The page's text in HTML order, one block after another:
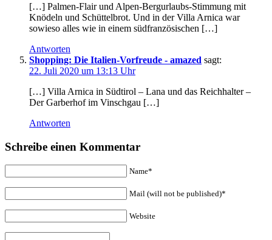
[…] Palmen-Flair und Alpen-Bergurlaubs-Stimmung mit
Knödeln und Schüttelbrot. Und in der Villa Arnica war
sowieso alles wie in einem südfranzösischen […]
Antworten
Shopping: Die Italien-Vorfreude - amazed sagt:
22. Juli 2020 um 13:13 Uhr
[…] Villa Arnica in Südtirol – Lana und das Reichhalter –
Der Garberhof im Vinschgau […]
Antworten
Schreibe einen Kommentar
Name*
Mail (will not be published)*
Website